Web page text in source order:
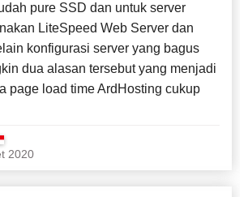
pure SSD dan untuk server
LiteSpeed Web Server dan
konfigurasi server yang bagus
dua alasan tersebut yang menjadi
page load time ArdHosting cukup
2020